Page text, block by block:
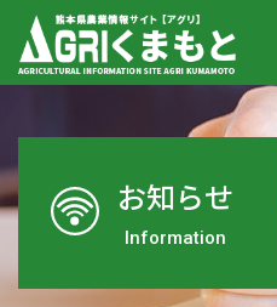
お知らせ
Information